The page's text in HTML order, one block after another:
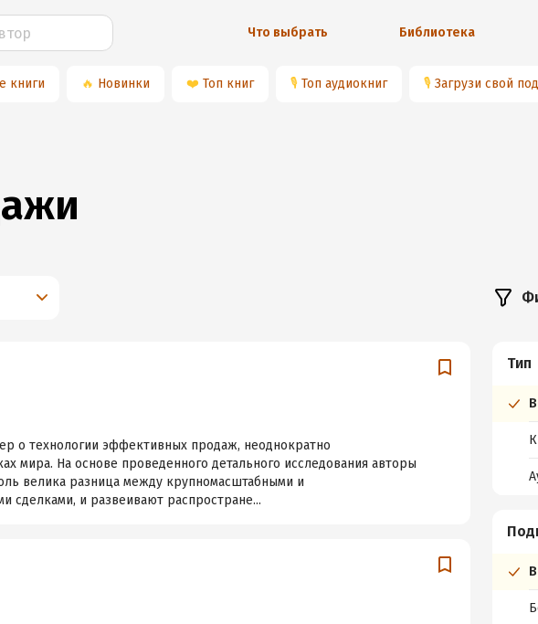
Что выбрать Библиотека
книги 🔥 Новинки ❤️ Топ книг 🎙 Топ аудиокниг 🎙 Загрузи свой
о технологии эффективных продаж, неоднократно
мира. На основе проведенного детального исследования авторы
велика разница между крупномасштабными и
сделками, и развеивают распростране...
Тип